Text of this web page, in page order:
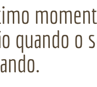
quando o